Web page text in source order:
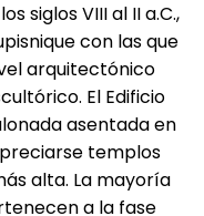
siglos VIII al II a.C.,
con las que
arquitectónico
El Edificio
asentada en
templos
alta. La mayoría
a la fase